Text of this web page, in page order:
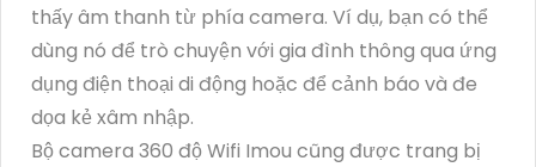
thấy âm thanh từ phía camera. Ví dụ, bạn có thể
dùng nó để trò chuyện với gia đình thông qua ứng
dụng điện thoại di động hoặc để cảnh báo và đe
dọa kẻ xâm nhập.
Bộ camera 360 độ Wifi Imou cũng được trang bị